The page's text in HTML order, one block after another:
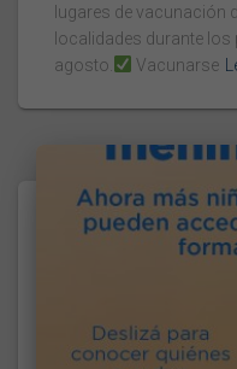
lugares de vacunación
localidades durante
agosto.
Vacunarse